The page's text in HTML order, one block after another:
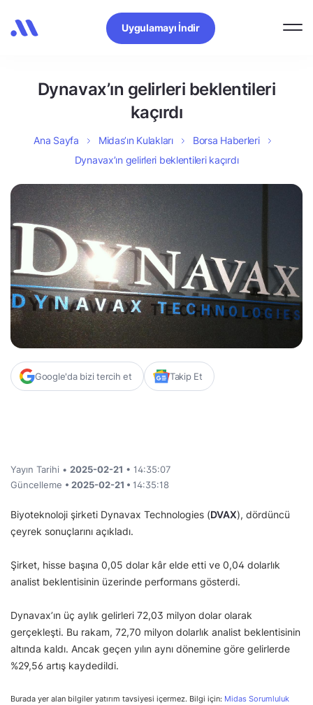
Uygulamayı İndir
Dynavax’ın gelirleri beklentileri
kaçırdı
Ana Sayfa Midas’ın Kulakları
Borsa Haberleri
Dynavax’ın gelirleri beklentileri kaçırdı
Google'da bizi tercih et Takip Et
Yayın Tarihi • 2025-02-21 • 14:35:07
Güncelleme • 2025-02-21 • 14:35:18
Biyoteknoloji şirketi Dynavax Technologies (DVAX), dördüncü
çeyrek sonuçlarını açıkladı.
Şirket, hisse başına 0,05 dolar kâr elde etti ve 0,04 dolarlık
analist beklentisinin üzerinde performans gösterdi.
Dynavax’ın üç aylık gelirleri 72,03 milyon dolar olarak
gerçekleşti. Bu rakam, 72,70 milyon dolarlık analist beklentisinin
altında kaldı. Ancak geçen yılın aynı dönemine göre gelirlerde
%29,56 artış kaydedildi.
Burada yer alan bilgiler yatırım tavsiyesi içermez. Bilgi için: Midas Sorumluluk